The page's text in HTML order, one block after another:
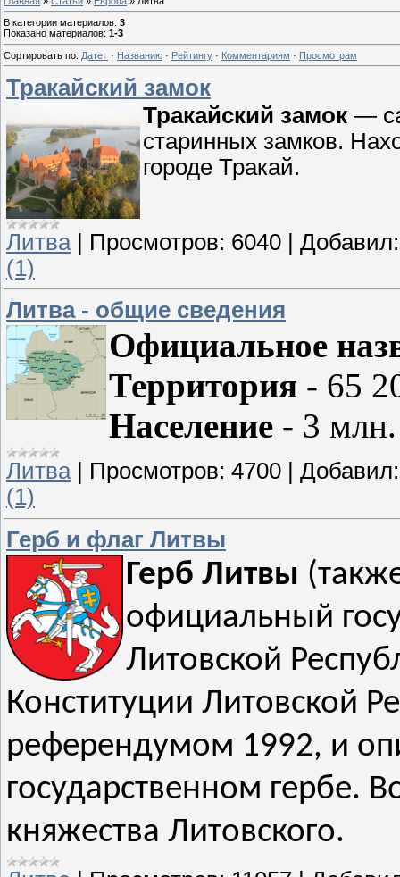
В категории материалов: 3
Показано материалов: 1-3
Сортировать по: Дате · Названию · Рейтингу · Комментариям · Просмотрам
Тракайский замок
Тракайский замок —
старинных замков.
городе Тракай.
Литва | Просмотров: 6040 | Добавил:
(1)
Литва - общие сведения
Официальное
Территория - 65
Население - 3
Литва| Просмотров: 4700
Добавил:
(1)
Герб и флаг Литвы
Герб Литвы
официальный
Литовской
Конституции Литовской
референдумом 1992, и
государственном гербе.
княжества Литовского.